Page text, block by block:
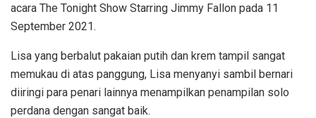
acara The Tonight Show Starring Jimmy Fallon pada 11
September 2021.
Lisa yang berbalut pakaian putih dan krem tampil sangat
memukau di atas panggung, Lisa menyanyi sambil bernari
diiringi para penari lainnya menampilkan penampilan solo
perdana dengan sangat baik.